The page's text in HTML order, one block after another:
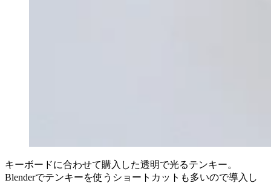
キーボードに合わせて購入した透明で光るテンキー。
Blenderでテンキーを使うショートカットも多いので導入し